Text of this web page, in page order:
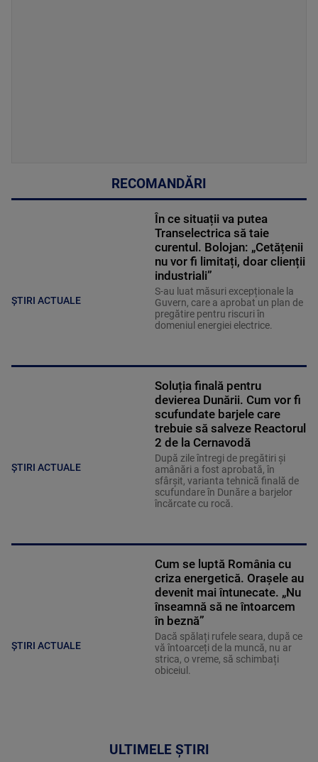
RECOMANDĂRI
ȘTIRI ACTUALE
În ce situații va putea
Transelectrica să taie
curentul. Bolojan: „Cetățenii
nu vor fi limitați, doar clienții
industriali”
S-au luat măsuri excepționale la
Guvern, care a aprobat un plan de
pregătire pentru riscuri în
domeniul energiei electrice.
ȘTIRI ACTUALE
Soluția finală pentru
devierea Dunării. Cum vor fi
scufundate barjele care
trebuie să salveze Reactorul
2 de la Cernavodă
După zile întregi de pregătiri și
amânări a fost aprobată, în
sfârșit, varianta tehnică finală de
scufundare în Dunăre a barjelor
încărcate cu rocă.
ȘTIRI ACTUALE
Cum se luptă România cu
criza energetică. Orașele au
devenit mai întunecate. „Nu
înseamnă să ne întoarcem
în beznă”
Dacă spălați rufele seara, după ce
vă întoarceți de la muncă, nu ar
strica, o vreme, să schimbați
obiceiul.
ULTIMELE ȘTIRI